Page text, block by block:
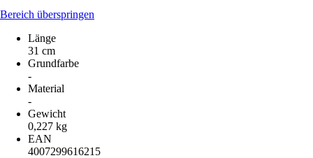
Bereich überspringen
Länge
31 cm
Grundfarbe
-
Material
-
Gewicht
0,227 kg
EAN
4007299616215